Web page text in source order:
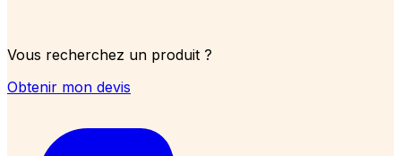
Vous recherchez un produit ?
Obtenir mon devis